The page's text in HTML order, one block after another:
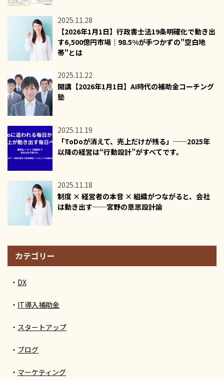
2025.11.28
【2026年1月1日】行政書士法19条明確化で動き出
す6,500億円市場｜98.5%が手つかずの"空白地
帯"とは
2025.11.22
開講【2026年1月1日】AI時代の補助金コーチング
塾
2025.11.19
「ToDoが消えて、売上だけが残る」──2025年
以降の経営は“行動設計”がすべてです。
2025.11.18
制度 × 経営者の本音 × 組織がつながると、会社
は動き出す──宮野の意思設計論
カテゴリー
DX
IT導入補助金
スタートアップ
ブログ
マーケティング